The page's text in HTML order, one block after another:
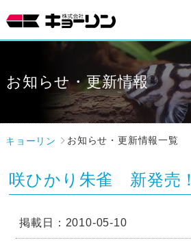
お知らせ・更新情報
キョーリン お知らせ・更新情報一覧
咲ひかり朱雀 新発売！
掲載日：2010-05-10